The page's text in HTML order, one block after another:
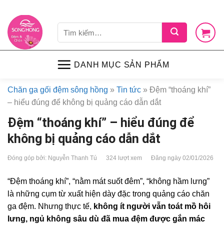
content
kiếm:
DANH MỤC SẢN PHẨM
Chăn ga gối đệm sông hồng » Tin tức » Đệm “thoáng khí”
– hiểu đúng để không bị quảng cáo dẫn dắt
Đệm “thoáng khí” – hiểu đúng để
không bị quảng cáo dẫn dắt
Đóng góp bởi: Nguyễn Thanh Tú 324 lượt xem Đăng ngày 02/01/2026
“Đệm thoáng khí”, “nằm mát suốt đêm”, “không hầm lưng”
là những cụm từ xuất hiện dày đặc trong quảng cáo chăn
ga đệm. Nhưng thực tế, không ít người vẫn toát mồ hôi
lưng, ngủ không sâu dù đã mua đệm được gắn mác